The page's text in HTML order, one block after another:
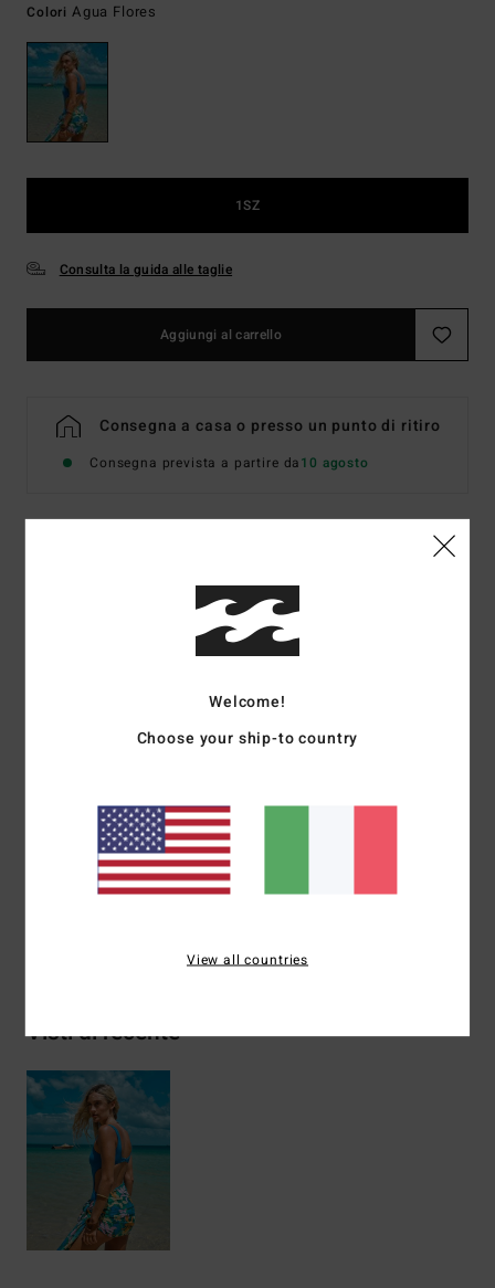
Colori Agua Flores
1SZ
Consulta la guida alle taglie
Aggiungi al carrello
Consegna a casa o presso un punto di ritiro
Consegna prevista a partire da10 agosto
Gonna pareo da spiaggia Blu Donna
Codice colore
crinkle di viscosa
Placca in metallo
Composizione[Tessuto principale] 100% viscosa
Visti di recente
Welcome!
Choose your ship-to country
View all countries